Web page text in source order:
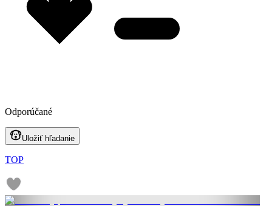
Odporúčané
Uložiť hľadanie
TOP